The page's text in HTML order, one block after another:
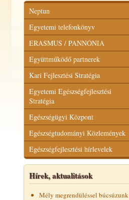
Neptun
Egyetemi telefonkönyv
ERASMUS / PANNÓNIA
Együttműködő partnerek
Kari Fejlesztési Stratégia
Egyetemi Egészségfejlesztési
Stratégia
Egészségügyi Központ
Egészségtudományi Közlemények
Egészségfejlesztési hírlevelek
Hírek, aktualitások
Mély megrendüléssel búcsúzunk